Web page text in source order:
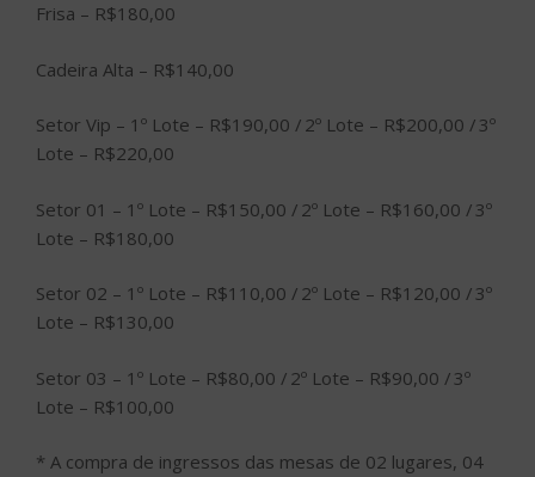
Frisa – R$180,00
Cadeira Alta – R$140,00
Setor Vip – 1º Lote – R$190,00 / 2º Lote – R$200,00 / 3º
Lote – R$220,00
Setor 01 – 1º Lote – R$150,00 / 2º Lote – R$160,00 / 3º
Lote – R$180,00
Setor 02 – 1º Lote – R$110,00 / 2º Lote – R$120,00 / 3º
Lote – R$130,00
Setor 03 – 1º Lote – R$80,00 / 2º Lote – R$90,00 / 3º
Lote – R$100,00
* A compra de ingressos das mesas de 02 lugares, 04